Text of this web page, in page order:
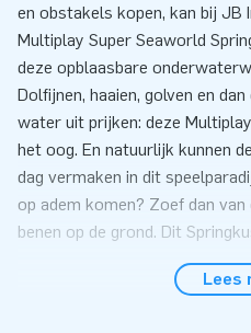
en obstakels kopen, kan bij JB
Multiplay Super Seaworld
deze opblaasbare
Dolfijnen, haaien, golven en
water uit prijken: deze
het oog. En natuurlijk kunnen
dag vermaken in dit
op adem komen? Zoef dan
benen op de grond. Dit
doet het goed bij elke
Lees